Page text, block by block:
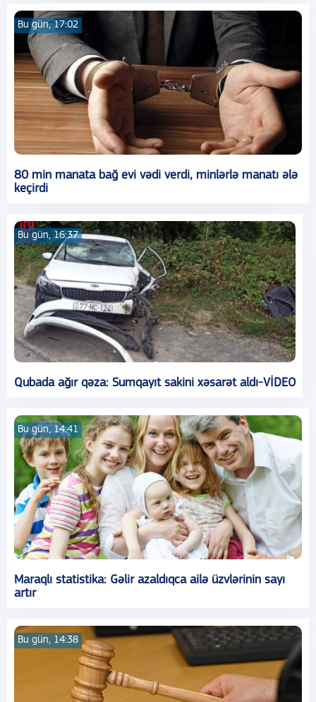
Bu gün, 17:02
80 min manata bağ evi vədi verdi, minlərlə manatı ələ
keçirdi
Bu gün, 16:37
Qubada ağır qəza: Sumqayıt sakini xəsarət aldı-VİDEO
Bu gün, 14:41
Maraqlı statistika: Gəlir azaldıqca ailə üzvlərinin sayı
artır
Bu gün, 14:38